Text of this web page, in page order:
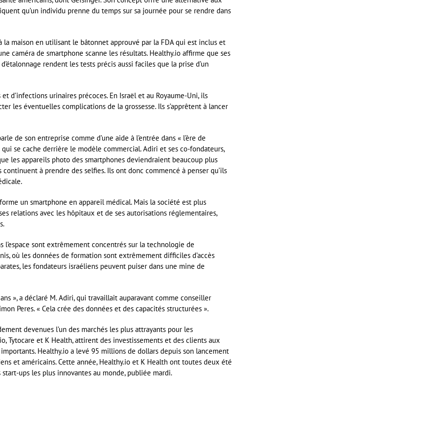
qu’un individu prenne du temps sur sa journée pour se rendre dans
maison en utilisant le bâtonnet approuvé par la FDA qui est inclus et
caméra de smartphone scanne les résultats. Healthy.io affirme que ses
rendent les tests précis aussi faciles que la prise d’un
d’infections urinaires précoces. En Israël et au Royaume-Uni, ils
les éventuelles complications de la grossesse. Ils s’apprêtent à lancer
de son entreprise comme d’une aide à l’entrée dans « l’ère de
qui se cache derrière le modèle commercial. Adiri et ses co-fondateurs,
les appareils photo des smartphones deviendraient beaucoup plus
à prendre des selfies. Ils ont donc commencé à penser qu’ils
un smartphone en appareil médical. Mais la société est plus
relations avec les hôpitaux et de ses autorisations réglementaires,
sont extrêmement concentrés sur la technologie de
où les données de formation sont extrêmement difficiles d’accès
les fondateurs israéliens peuvent puiser dans une mine de
», a déclaré M. Adiri, qui travaillait auparavant comme conseiller
Peres. « Cela crée des données et des capacités structurées ».
devenues l’un des marchés les plus attrayants pour les
Tytocare et K Health, attirent des investissements et des clients aux
importants. Healthy.io a levé 95 millions de dollars depuis son lancement
et américains. Cette année, Healthy.io et K Health ont toutes deux été
ups les plus innovantes au monde, publiée mardi.